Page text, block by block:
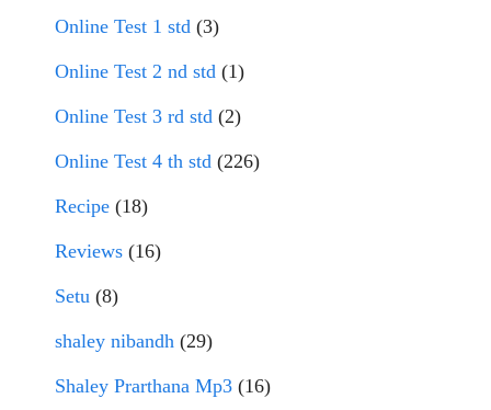
Online Test 1 std (3)
Online Test 2 nd std (1)
Online Test 3 rd std (2)
Online Test 4 th std (226)
Recipe (18)
Reviews (16)
Setu (8)
shaley nibandh (29)
Shaley Prarthana Mp3 (16)